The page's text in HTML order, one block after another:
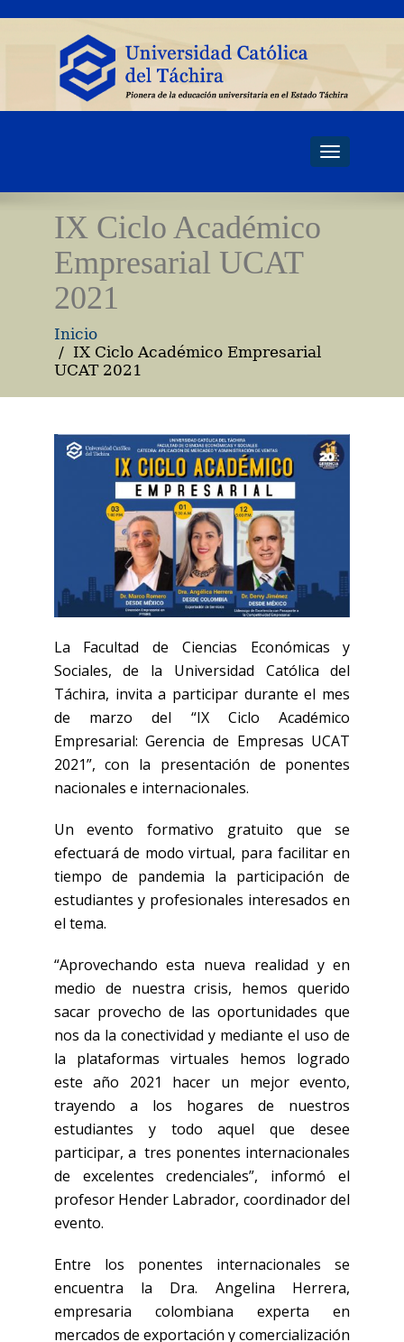
Toggle
IX Ciclo Académico
Empresarial UCAT
2021
Inicio
IX Ciclo Académico Empresarial
UCAT 2021
La Facultad de Ciencias Económicas y
Sociales, de la Universidad Católica del
Táchira, invita a participar durante el mes
de marzo del “IX Ciclo Académico
Empresarial: Gerencia de Empresas UCAT
2021”, con la presentación de ponentes
nacionales e internacionales.
Un evento formativo gratuito que se
efectuará de modo virtual, para facilitar en
tiempo de pandemia la participación de
estudiantes y profesionales interesados en
el tema.
“Aprovechando esta nueva realidad y en
medio de nuestra crisis, hemos querido
sacar provecho de las oportunidades que
nos da la conectividad y mediante el uso de
la plataformas virtuales hemos logrado
este año 2021 hacer un mejor evento,
trayendo a los hogares de nuestros
estudiantes y todo aquel que desee
participar, a tres ponentes internacionales
de excelentes credenciales”, informó el
profesor Hender Labrador, coordinador del
evento.
Entre los ponentes internacionales se
encuentra la Dra. Angelina Herrera,
empresaria colombiana experta en
mercados de exportación y comercialización